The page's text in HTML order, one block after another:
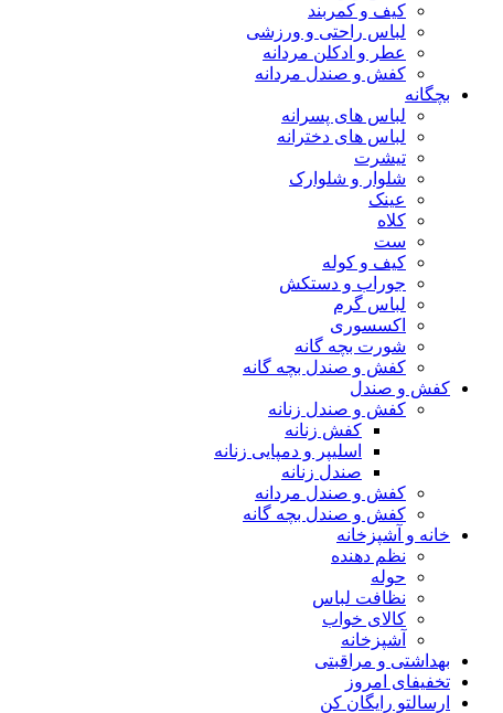
کیف و کمربند
لباس راحتی و ورزشی
عطر و ادکلن مردانه
کفش و صندل مردانه
بچگانه
لباس های پسرانه
لباس های دخترانه
تیشرت
شلوار و شلوارک
عینک
کلاه
ست
کیف و کوله
جوراب و دستکش
لباس گرم
اکسسوری
شورت بچه گانه
کفش و صندل بچه گانه
کفش و صندل
کفش و صندل زنانه
کفش زنانه
اسلیپر و دمپایی زنانه
صندل زنانه
کفش و صندل مردانه
کفش و صندل بچه گانه
خانه و آشپزخانه
نظم دهنده
حوله
نظافت لباس
کالای خواب
آشپزخانه
بهداشتی و مراقبتی
تخفیفای امروز
ارسالتو رایگان کن